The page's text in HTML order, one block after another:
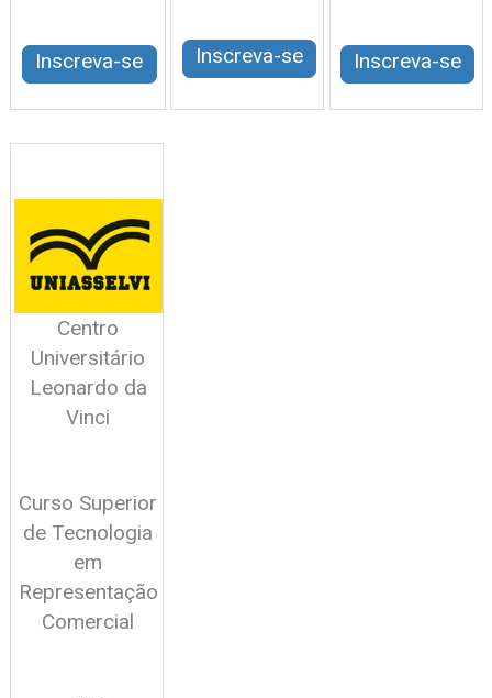
Inscreva-se Inscreva-se Inscreva-se
Centro
Universitário
Leonardo da
Vinci
Curso Superior
de Tecnologia
em
Representação
Comercial